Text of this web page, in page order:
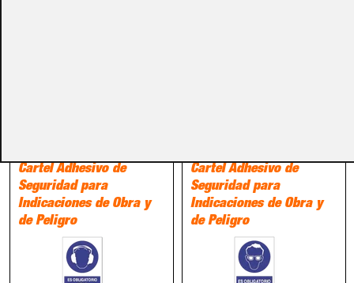
Cartel Adhesivo de
Seguridad para
Indicaciones de Obra y
de Peligro
Cartel Adhesivo de
Seguridad para
Indicaciones de Obra y
de Peligro